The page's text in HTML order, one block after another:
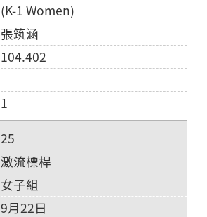
(K-1 Women)
張筑涵
104.402
1
25
激流標桿
女子組
9月22日